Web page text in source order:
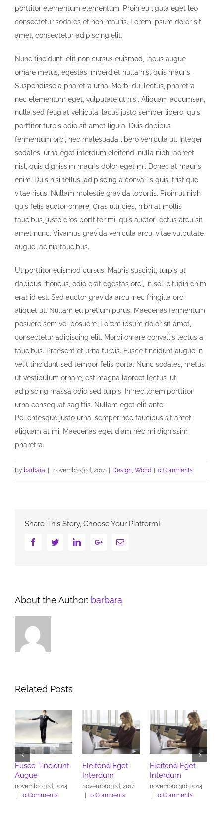
porttitor elementum elementum. Proin eu ligula eget leo
consectetur sodales et non mauris. Lorem ipsum dolor sit
amet, consectetur adipiscing elit.
Nunc tincidunt, elit non cursus euismod, lacus augue
ornare metus, egestas imperdiet nulla nisl quis mauris.
Suspendisse a pharetra urna. Morbi dui lectus, pharetra
nec elementum eget, vulputate ut nisi. Aliquam accumsan,
nulla sed feugiat vehicula, lacus justo semper libero, quis
porttitor turpis odio sit amet ligula. Duis dapibus
fermentum orci, nec malesuada libero vehicula ut. Integer
sodales, urna eget interdum eleifend, nulla nibh laoreet
nisl, quis dignissim mauris dolor eget mi. Donec at mauris
enim. Duis nisi tellus, adipiscing a convallis quis, tristique
vitae risus. Nullam molestie gravida lobortis. Proin ut nibh
quis felis auctor ornare. Cras ultricies, nibh at mollis
faucibus, justo eros porttitor mi, quis auctor lectus arcu sit
amet nunc. Vivamus gravida vehicula arcu, vitae vulputate
augue lacinia faucibus.
Ut porttitor euismod cursus. Mauris suscipit, turpis ut
dapibus rhoncus, odio erat egestas orci, in sollicitudin enim
erat id est. Sed auctor gravida arcu, nec fringilla orci
aliquet ut. Nullam eu pretium purus. Maecenas fermentum
posuere sem vel posuere. Lorem ipsum dolor sit amet,
consectetur adipiscing elit. Morbi ornare convallis lectus a
faucibus. Praesent et urna turpis. Fusce tincidunt augue in
velit tincidunt sed tempor felis porta. Nunc sodales, metus
ut vestibulum ornare, est magna laoreet lectus, ut
adipiscing massa odio sed turpis. In nec lorem porttitor
urna consequat sagittis. Nullam eget elit ante.
Pellentesque justo urna, semper nec faucibus sit amet,
aliquam at mi. Maecenas eget diam nec mi dignissim
pharetra.
By barbara novembro 3rd, 2014 Design, World 0 Comments
Share This Story, Choose Your Platform!
FacebookTwitterLinkedinGoogle+Email
About the Author: barbara
Related Posts
2014
Eleifend Eget
Interdum
novembro 3rd, 2014
| 0 Comments
Eleifend Eget
Interdum
novembro 3rd, 2014
| 0 Comments
Cras Ultricies
Ibhi
novembro 3rd,
| 0 Comments